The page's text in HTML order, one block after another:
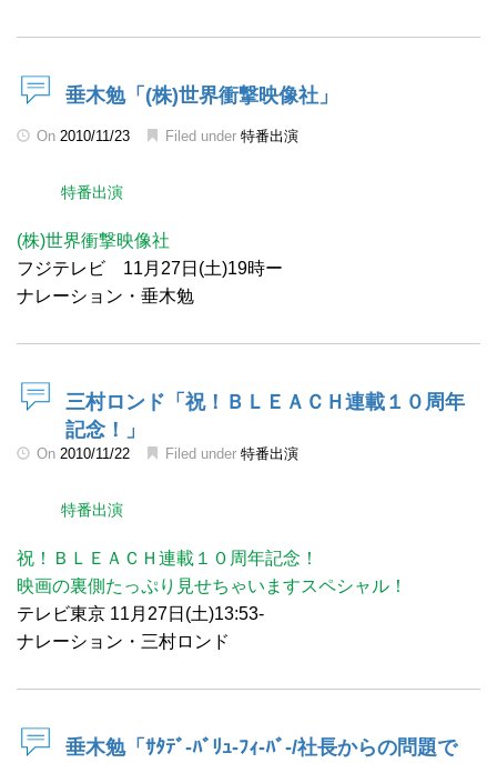
垂木勉「(株)世界衝撃映像社」
On 2010/11/23 Filed under 特番出演
特番出演
(株)世界衝撃映像社
フジテレビ 11月27日(土)19時ー
ナレーション・垂木勉
三村ロンド「祝！ＢＬＥＡＣＨ連載１０周年
記念！」
On 2010/11/22 Filed under 特番出演
特番出演
祝！ＢＬＥＡＣＨ連載１０周年記念！
映画の裏側たっぷり見せちゃいますスペシャル！
テレビ東京 11月27日(土)13:53-
ナレーション・三村ロンド
垂木勉「ｻﾀﾃﾞ-ﾊﾞﾘｭ-ﾌｨ-ﾊﾞ-/社長からの問題で